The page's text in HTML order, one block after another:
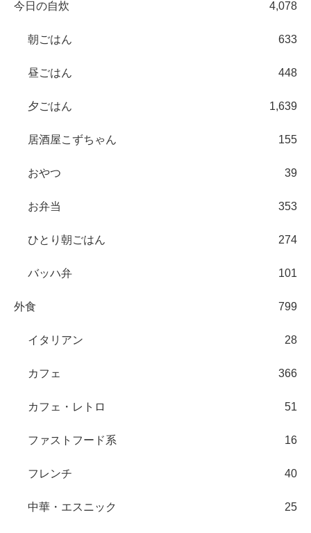
今日の自炊 4,078
朝ごはん 633
昼ごはん 448
夕ごはん 1,639
居酒屋こずちゃん 155
おやつ 39
お弁当 353
ひとり朝ごはん 274
バッハ弁 101
外食 799
イタリアン 28
カフェ 366
カフェ・レトロ 51
ファストフード系 16
フレンチ 40
中華・エスニック 25